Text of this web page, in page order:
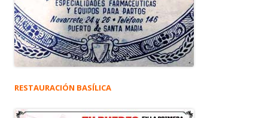
RESTAURACIÓN BASÍLICA